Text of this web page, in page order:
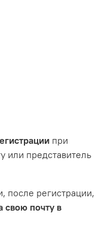
при
или представитель
после регистрации,
свою почту в